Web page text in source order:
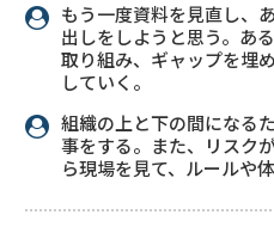
もう一度資料を見直し、
出しをしようと思う。あ
取り組み、ギャップを埋
していく。
組織の上と下の間になる
事をする。また、リスク
ら現場を見て、ルールや